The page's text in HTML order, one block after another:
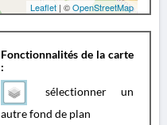
Leaflet | ©OpenStreetMap
Fonctionnalités de la carte
:
sélectionner un
autre fond de plan